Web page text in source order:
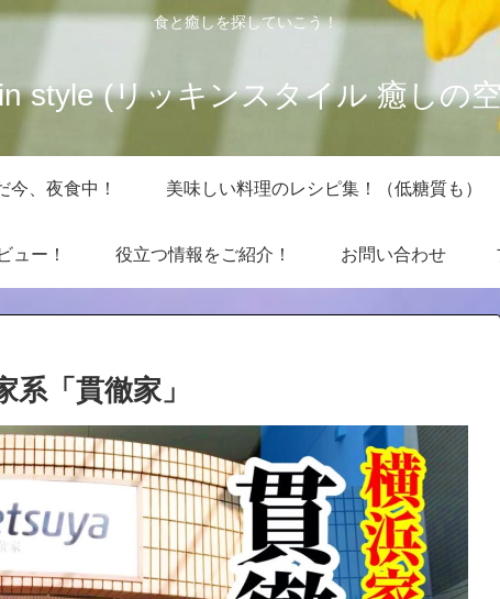
食と癒しを探していこう！
style (リッキンスタイル 癒しの
今、夜食中！ 美味しい料理のレシピ集！（低糖質も）
ュー！ 役立つ情報をご紹介！ お問い合わせ
「貫徹家」